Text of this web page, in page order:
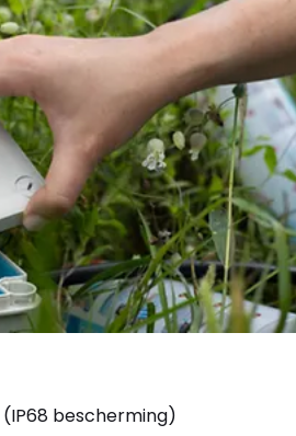
bescherming)